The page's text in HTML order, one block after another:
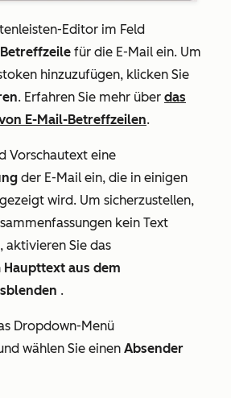
Editor im Feld
Betreffzeile für die E-Mail ein. Um
hinzuzufügen, klicken Sie
. Erfahren Sie mehr über das
E-Mail-Betreffzeilen.
Vorschautext eine
der E-Mail ein, die in einigen
wird. Um sicherzustellen,
kein Text
aktivieren Sie das
Haupttext aus dem
.
Dropdown-Menü
wählen Sie einen Absender